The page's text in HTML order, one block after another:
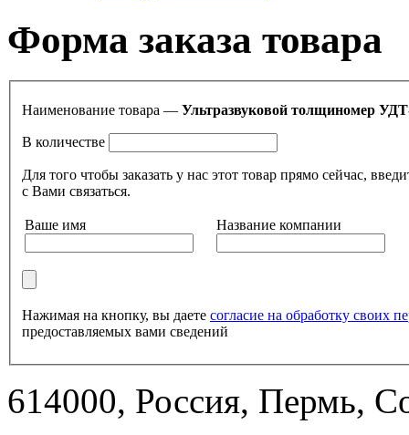
Форма заказа товара
Наименование товара — Ультразвуковой толщиномер
В количестве
Для того чтобы заказать у нас этот товар прямо сейчас,
с Вами связаться.
Ваше имя Название компании
Нажимая на кнопку, вы даете согласие на обработку своих
предоставляемых вами сведений
614000, Россия, Пермь,